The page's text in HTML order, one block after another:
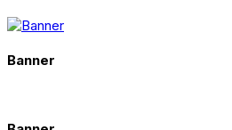
Banner